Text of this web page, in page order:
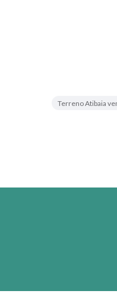
Terreno Atibaia